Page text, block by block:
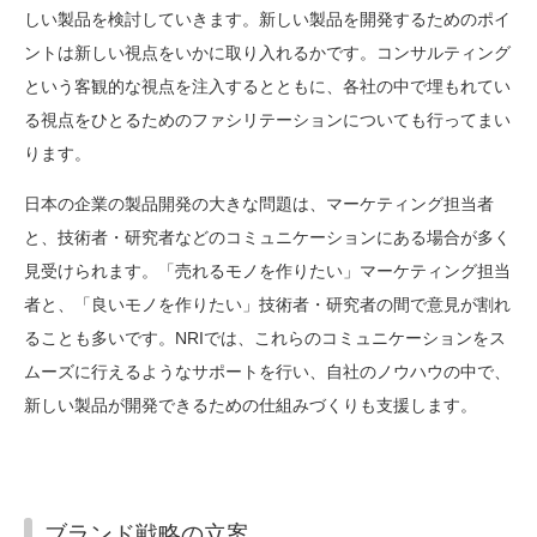
しい製品を検討していきます。新しい製品を開発するためのポイ
ントは新しい視点をいかに取り入れるかです。コンサルティング
という客観的な視点を注入するとともに、各社の中で埋もれてい
る視点をひとるためのファシリテーションについても行ってまい
ります。
日本の企業の製品開発の大きな問題は、マーケティング担当者
と、技術者・研究者などのコミュニケーションにある場合が多く
見受けられます。「売れるモノを作りたい」マーケティング担当
者と、「良いモノを作りたい」技術者・研究者の間で意見が割れ
ることも多いです。NRIでは、これらのコミュニケーションをス
ムーズに行えるようなサポートを行い、自社のノウハウの中で、
新しい製品が開発できるための仕組みづくりも支援します。